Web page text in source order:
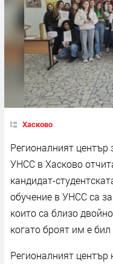
Хасково
Регионалният център
УНСС в Хасково
кандидат-
обучение в УНСС са
които са близо
когато броят им е бил
Регионалният център